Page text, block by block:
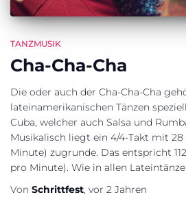
TANZMUSIK
Cha-Cha-Cha
Die oder auch der Cha-Cha-Cha
lateinamerikanischen Tänzen
Cuba, welcher auch Salsa und
Musikalisch liegt ein 4/4-Takt mit 28
Minute) zugrunde. Das entspricht
pro Minute). Wie in allen
Von Schrittfest, vor 2 Jahren